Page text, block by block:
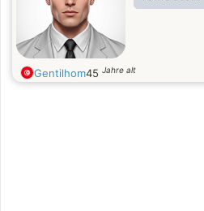
Gentilhom45 Jahre alt